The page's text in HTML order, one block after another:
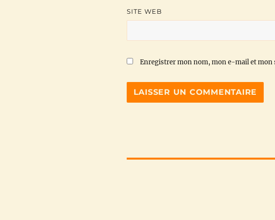
SITE WEB
Enregistrer mon nom, mon e-mail et mon